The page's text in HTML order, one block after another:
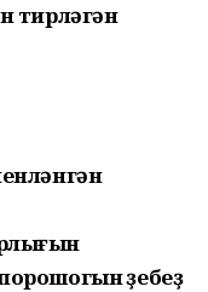
тирләгән
үҙебеҙ